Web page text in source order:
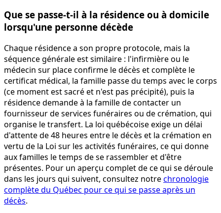
Que se passe-t-il à la résidence ou à domicile
lorsqu'une personne décède
Chaque résidence a son propre protocole, mais la
séquence générale est similaire : l'infirmière ou le
médecin sur place confirme le décès et complète le
certificat médical, la famille passe du temps avec le corps
(ce moment est sacré et n'est pas précipité), puis la
résidence demande à la famille de contacter un
fournisseur de services funéraires ou de crémation, qui
organise le transfert. La loi québécoise exige un délai
d'attente de 48 heures entre le décès et la crémation en
vertu de la Loi sur les activités funéraires, ce qui donne
aux familles le temps de se rassembler et d'être
présentes. Pour un aperçu complet de ce qui se déroule
dans les jours qui suivent, consultez notrechronologie
complète du Québec pour ce qui se passe après un
décès.